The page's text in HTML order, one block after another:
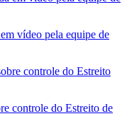
vídeo pela equipe de
controle do Estreito de